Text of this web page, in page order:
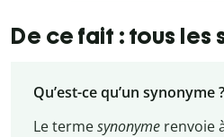
De ce fait : tous les
Qu’est-ce qu’un synonyme ?
Le termesynonymerenvoie